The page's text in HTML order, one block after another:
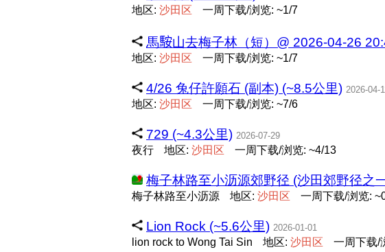
地区: 沙田 区 一周下载/浏览: ~1/7
馬𩣑山去梅子林（短）@ 2026-04-26
地区: 沙田 区 一周下载/浏览: ~1/7
4/26 兔仔許願石 (副本) (~8.5公里) 2026-04-
地区: 沙田 区 一周下载/浏览: ~7/6
729 (~4.3公里) 2026-07-29
夜行 地区: 沙田 区 一周下载/浏览: ~4/13
梅子林路至小沥源郊野径 (沙田郊野径之
梅子林路至小沥源 地区: 沙田 区 一周下载/浏览:
Lion Rock (~5.6公里) 2026-01-01
lion rock to Wong Tai Sin 地区: 沙田 区 一周下载/